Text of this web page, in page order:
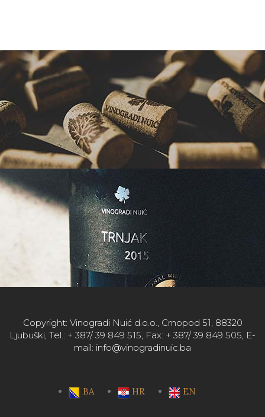
Copyright: Vinogradi Nuić d.o.o., Crnopod 51, 88320
Ljubuški, Tel.: + 387/ 39 849 515, Fax: + 387/ 39 849 505, E-
mail: info@vinogradinuic.ba
BA HR EN